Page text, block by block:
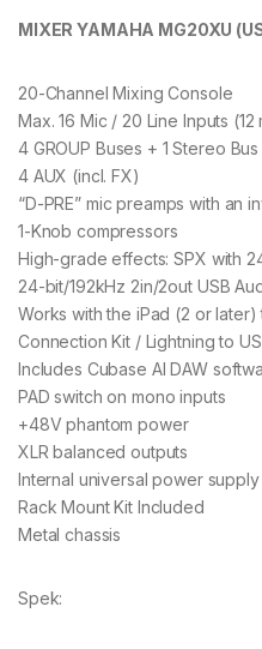
MIXER YAMAHA MG20XU
20-Channel Mixing Console
Max. 16 Mic / 20 Line Inputs
4 GROUP Buses + 1 Stereo Bus
4 AUX (incl. FX)
“D-PRE” mic preamps with an
1-Knob compressors
High-grade effects: SPX with
24-bit/192kHz 2in/2out USB
Works with the iPad (2 or
Connection Kit / Lightning to
Includes Cubase AI DAW
PAD switch on mono inputs
+48V phantom power
XLR balanced outputs
Internal universal power
Rack Mount Kit Included
Metal chassis
Spek: